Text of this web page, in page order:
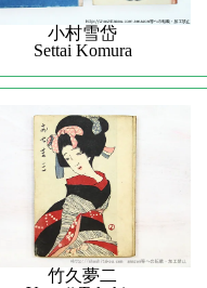
小村雪岱
Settai Komura
竹久夢二